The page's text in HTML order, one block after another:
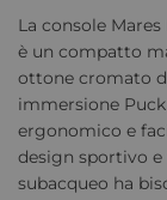
La console
è un compatto
ottone cromato
immersione
ergonomico e
design sportivo
subacqueo ha